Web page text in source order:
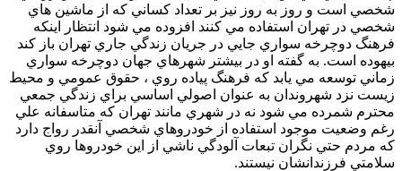
شخصي است و روز به روز نيز بر تعداد کساني که از ماشين هاي
شخصي در تهران استفاده مي کنند افزوده مي شود انتظار اينکه
فرهنگ دوچرخه سواري جايي در جريان زندگي جاري تهران باز کند
بيهوده است. به گفته او در بيشتر شهرهاي جهان دوچرخه سواري
زماني توسعه مي يابد که فرهنگ پياده روي ، حقوق عمومي و محيط
زيست نزد شهروندان به عنوان اصولي اساسي براي زندگي جمعي
محترم شمرده مي شود نه در شهري مانند تهران که متاسفانه علي
رغم وضعيت موجود استفاده از خودروهاي شخصي آنقدر رواج دارد
که مردم حتي نگران تبعات آلودگي ناشي از اين خودروها روي
سلامتي فرزندانشان نیستند.